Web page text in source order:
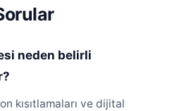
neden belirli
kısıtlamaları ve dijital